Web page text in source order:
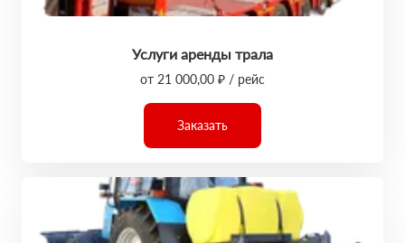
Услуги аренды трала
от 21 000,00 ₽ / рейс
Заказать